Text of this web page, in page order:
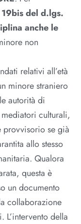
19bis del d.lgs.
anche le
non
relativi all’età
minore straniero
autorità di
culturali,
provvisorio se già
allo stesso
Qualora
questa è
un documento
collaborazione
della